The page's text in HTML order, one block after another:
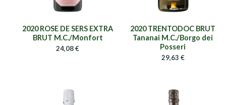
2020 ROSE DE SERS EXTRA
BRUT M.C./Monfort
24,08€
2020 TRENTODOC BRUT
Tananai M.C./Borgo dei
Posseri
29,63 €